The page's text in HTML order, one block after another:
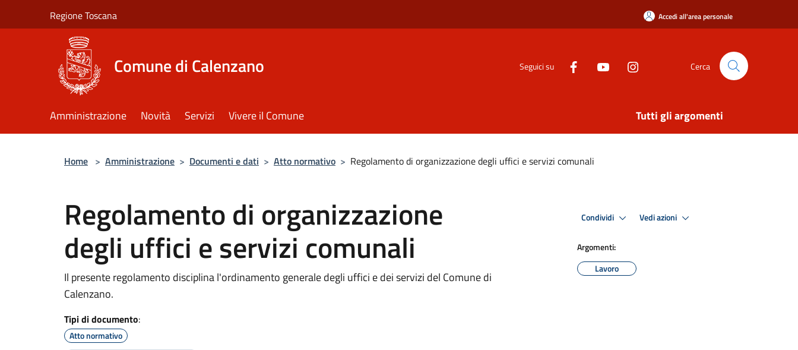
Regione Toscana Accedi all'area personale
Comune di Calenzano Seguici su Cerca
Amministrazione Novità Servizi Vivere il Comune Tutti gli argomenti
Home > Amministrazione > Documenti e dati > Atto normativo > Regolamento di organizzazione degli uffici e servizi comunali
Regolamento di organizzazione
degli uffici e servizi comunali
Il presente regolamento disciplina l'ordinamento generale degli uffici e dei servizi del Comune di
Calenzano.
Tipi di documento:
Atto normativo
Condividi Vedi azioni
Argomenti:
Lavoro